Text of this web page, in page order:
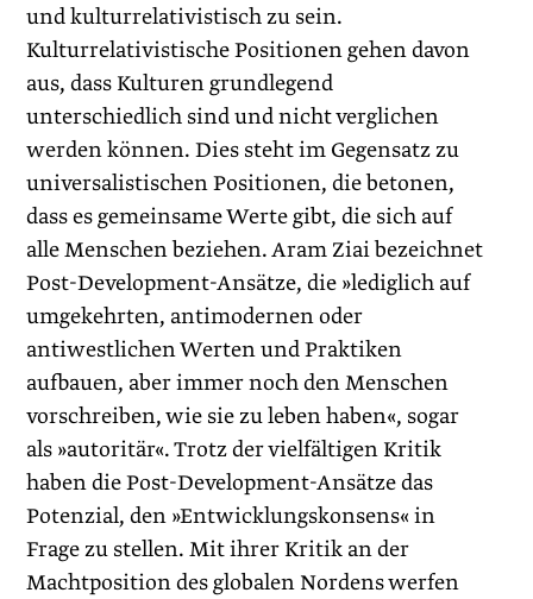
und kulturrelativistisch zu sein.
Kulturrelativistische Positionen gehen davon
aus, dass Kulturen grundlegend
unterschiedlich sind und nicht verglichen
werden können. Dies steht im Gegensatz zu
universalistischen Positionen, die betonen,
dass es gemeinsame Werte gibt, die sich auf
alle Menschen beziehen. Aram Ziai bezeichnet
Post-Development-Ansätze, die »lediglich auf
umgekehrten, antimodernen oder
antiwestlichen Werten und Praktiken
aufbauen, aber immer noch den Menschen
vorschreiben, wie sie zu leben haben«, sogar
als »autoritär«. Trotz der vielfältigen Kritik
haben die Post-Development-Ansätze das
Potenzial, den »Entwicklungskonsens« in
Frage zu stellen. Mit ihrer Kritik an der
Machtposition des globalen Nordens werfen